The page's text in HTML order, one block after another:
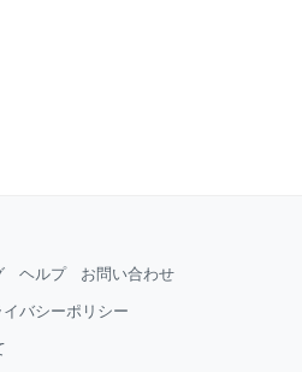
ヘルプ お問い合わせ
イバシーポリシー